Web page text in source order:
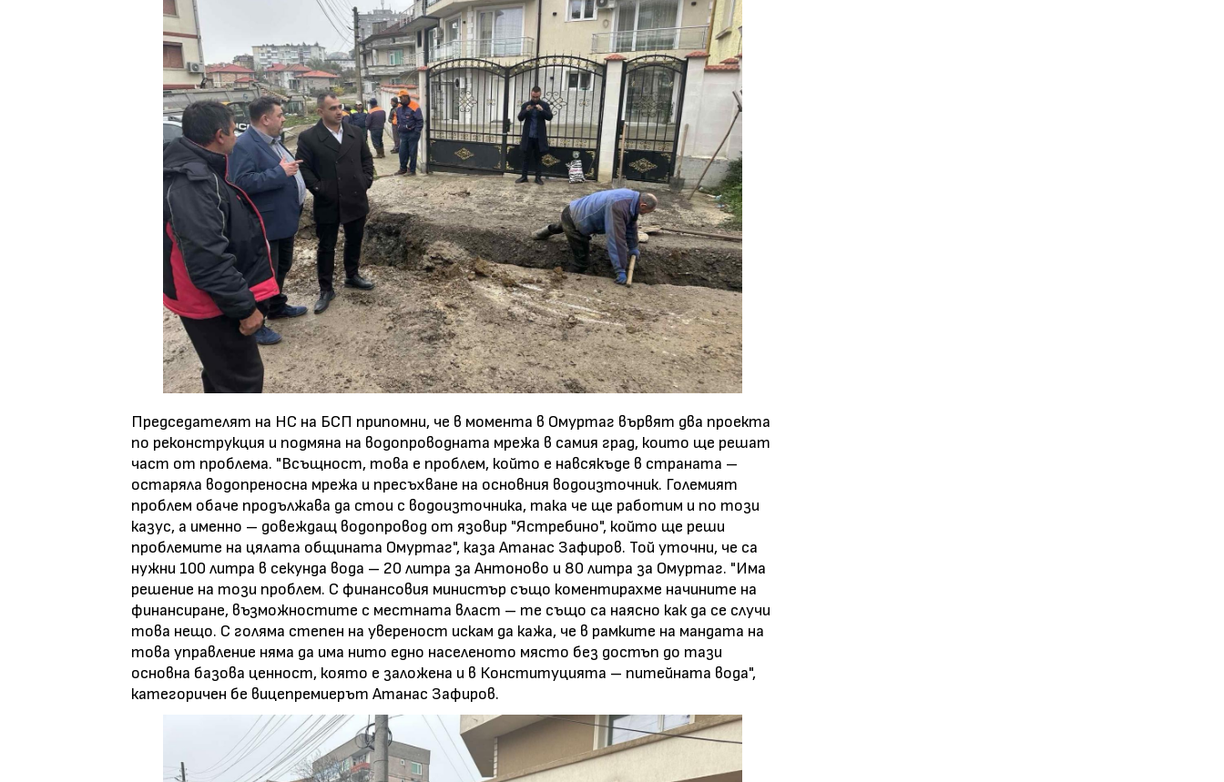
Председателят на НС на БСП припомни, че в момента в Омуртаг вървят два проекта
по реконструкция и подмяна на водопроводната мрежа в самия град, които ще решат
част от проблема. "Всъщност, това е проблем, който е навсякъде в страната –
остаряла водопреносна мрежа и пресъхване на основния водоизточник. Големият
проблем обаче продължава да стои с водоизточника, така че ще работим и по този
казус, а именно – довеждащ водопровод от язовир "Ястребино", който ще реши
проблемите на цялата общината Омуртаг", каза Атанас Зафиров. Той уточни, че са
нужни 100 литра в секунда вода – 20 литра за Антоново и 80 литра за Омуртаг. "Има
решение на този проблем. С финансовия министър също коментирахме начините на
финансиране, възможностите с местната власт – те също са наясно как да се случи
това нещо. С голяма степен на увереност искам да кажа, че в рамките на мандата на
това управление няма да има нито едно населеното място без достъп до тази
основна базова ценност, която е заложена и в Конституцията – питейната вода",
категоричен бе вицепремиерът Атанас Зафиров.